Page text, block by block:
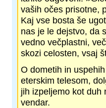
vaših očes prisotne,
Kaj vse bosta še
nas je le dejstvo, da
vedno večplastni,
skozi celosten, vsaj
O dometih in
eterskim telesom,
jih izpeljemo kot duh
vendar.